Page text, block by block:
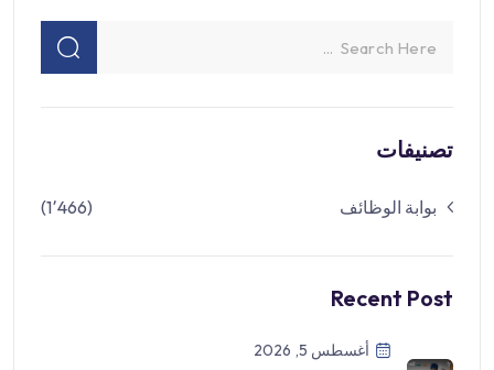
تصنيفات
بوابة الوظائف (1٬466)
Recent Post
أغسطس 5, 2026